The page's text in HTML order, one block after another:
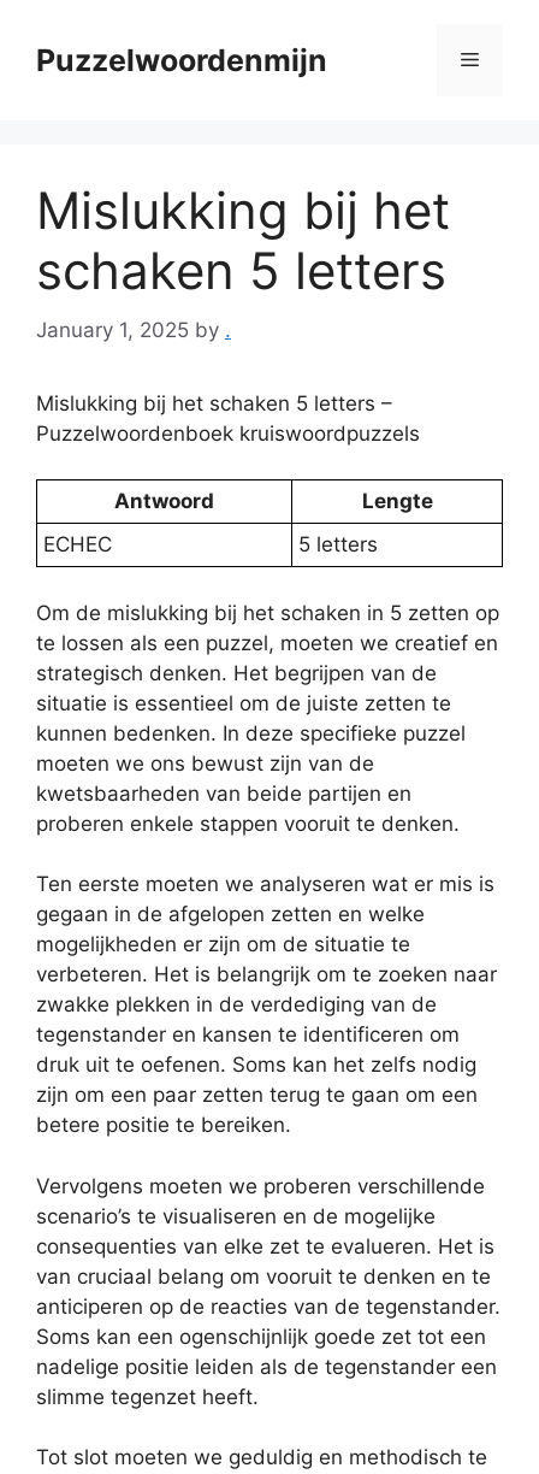
contentPuzzelwoordenmijn Menu
Mislukking bij het
schaken 5 letters
January 1, 2025 by .
Mislukking bij het schaken 5 letters –
Puzzelwoordenboek kruiswoordpuzzels
Antwoord
Lengte
ECHEC
5 letters
Om de mislukking bij het schaken in 5 zetten op
te lossen als een puzzel, moeten we creatief en
strategisch denken. Het begrijpen van de
situatie is essentieel om de juiste zetten te
kunnen bedenken. In deze specifieke puzzel
moeten we ons bewust zijn van de
kwetsbaarheden van beide partijen en
proberen enkele stappen vooruit te denken.
Ten eerste moeten we analyseren wat er mis is
gegaan in de afgelopen zetten en welke
mogelijkheden er zijn om de situatie te
verbeteren. Het is belangrijk om te zoeken naar
zwakke plekken in de verdediging van de
tegenstander en kansen te identificeren om
druk uit te oefenen. Soms kan het zelfs nodig
zijn om een paar zetten terug te gaan om een
betere positie te bereiken.
Vervolgens moeten we proberen verschillende
scenario’s te visualiseren en de mogelijke
consequenties van elke zet te evalueren. Het is
van cruciaal belang om vooruit te denken en te
anticiperen op de reacties van de tegenstander.
Soms kan een ogenschijnlijk goede zet tot een
nadelige positie leiden als de tegenstander een
slimme tegenzet heeft.
Tot slot moeten we geduldig en methodisch te